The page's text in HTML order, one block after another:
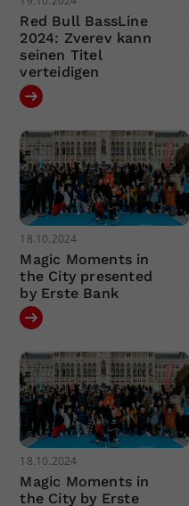
Red Bull BassLine
2024: Zverev kann
seinen Titel
verteidigen
18.10.2024
Magic Moments in
the City presented
by Erste Bank
18.10.2024
Magic Moments in
the City by Erste